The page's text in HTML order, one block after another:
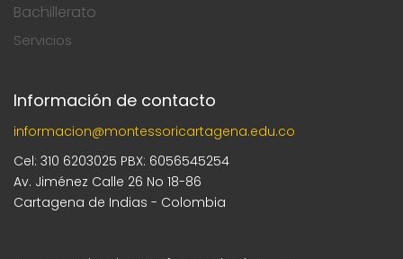
Bachillerato
Servicios
Información de contacto
informacion@montessoricartagena.edu.co
Cel: 310 6203025 PBX: 6056545254
Av. Jiménez Calle 26 No 18-86
Cartagena de Indias - Colombia